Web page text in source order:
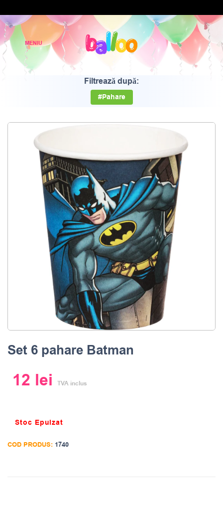
Filtrează după:
#Pahare
Set 6 pahare Batman
12 lei TVA inclus
Stoc Epuizat
COD PRODUS: 1740